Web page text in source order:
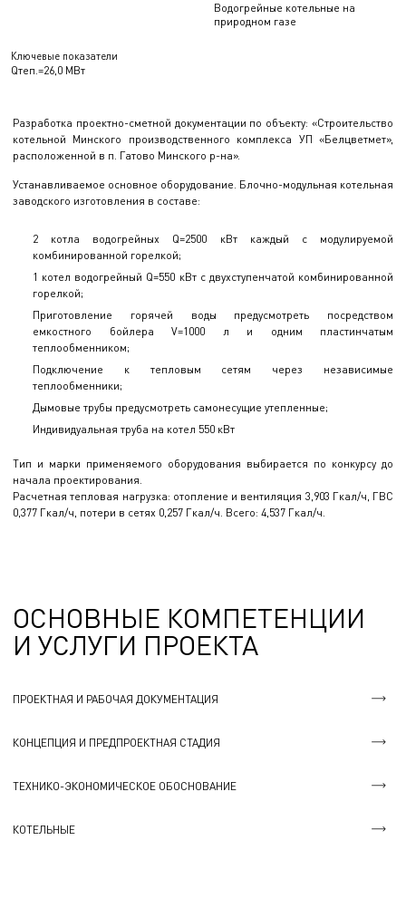
Водогрейные котельные на
природном газе
Ключевые показатели
Qтеп.=26,0 МВт
Разработка проектно-сметной документации по объекту: «Строительство
котельной Минского производственного комплекса УП «Белцветмет»,
расположенной в п. Гатово Минского р-на».
Устанавливаемое основное оборудование. Блочно-модульная котельная
заводского изготовления в составе:
2 котла водогрейных Q=2500 кВт каждый с модулируемой
комбинированной горелкой;
1 котел водогрейный Q=550 кВт с двухступенчатой комбинированной
горелкой;
Приготовление горячей воды предусмотреть посредством
емкостного бойлера V=1000 л и одним пластинчатым
теплообменником;
Подключение к тепловым сетям через независимые
теплообменники;
Дымовые трубы предусмотреть самонесущие утепленные;
Индивидуальная труба на котел 550 кВт
Тип и марки применяемого оборудования выбирается по конкурсу до
начала проектирования.
Расчетная тепловая нагрузка: отопление и вентиляция 3,903 Гкал/ч, ГВС
0,377 Гкал/ч, потери в сетях 0,257 Гкал/ч. Всего: 4,537 Гкал/ч.
ОСНОВНЫЕ КОМПЕТЕНЦИИ
И УСЛУГИ ПРОЕКТА
ПРОЕКТНАЯ И РАБОЧАЯ ДОКУМЕНТАЦИЯ
КОНЦЕПЦИЯ И ПРЕДПРОЕКТНАЯ СТАДИЯ
ТЕХНИКО-ЭКОНОМИЧЕСКОЕ ОБОСНОВАНИЕ
КОТЕЛЬНЫЕ